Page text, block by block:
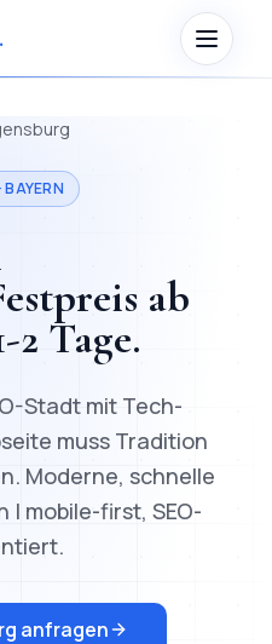
.
BAYERN
ab
2 Tage.
Stadt mit Tech-
muss Tradition
Moderne, schnelle
| mobile-first, SEO-
anfragen